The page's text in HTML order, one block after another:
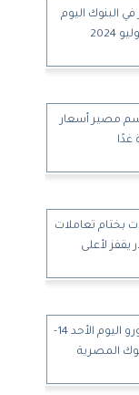
البنوك اليوم
مصير أسعار
غدًا
بختام تعاملات
يقفز لأعلى
تعرف على سعر اليورو اليوم الأحد 14-